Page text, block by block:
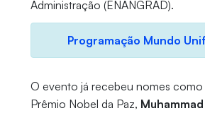
Administração (ENANGRAD).
Programação Mundo
O evento já recebeu nomes
Prêmio Nobel da Paz, Muhammad